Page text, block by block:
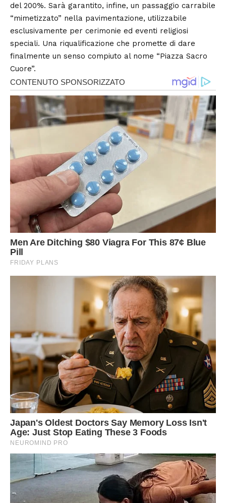
del 200%. Sarà garantito, infine, un passaggio carrabile
“mimetizzato” nella pavimentazione, utilizzabile
esclusivamente per cerimonie ed eventi religiosi
speciali. Una riqualificazione che promette di dare
finalmente un senso compiuto al nome “Piazza Sacro
Cuore”.